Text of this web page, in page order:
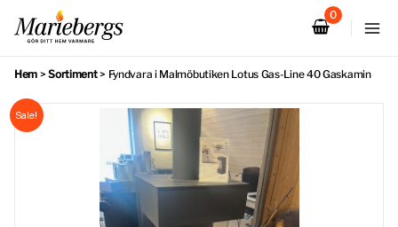
innehåll
Hem >Sortiment> Fyndvara i Malmöbutiken Lotus Gas-Line 40 Gaskamin
Sale!